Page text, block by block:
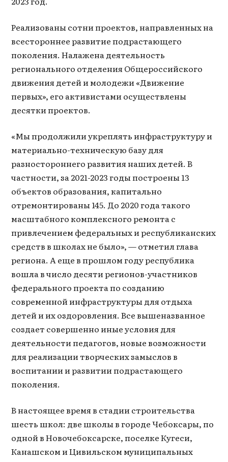
Реализованы сотни проектов, направленных на
всестороннее развитие подрастающего
поколения. Налажена деятельность
регионального отделения Общероссийского
движения детей и молодежи «Движение
первых», его активистами осуществлены
десятки проектов.
«Мы продолжили укреплять инфраструктуру и
материально-техническую базу для
разностороннего развития наших детей. В
частности, за 2021-2023 годы построены 13
объектов образования, капитально
отремонтированы 145. До 2020 года такого
масштабного комплексного ремонта с
привлечением федеральных и республиканских
средств в школах не было», — отметил глава
региона. А еще в прошлом году республика
вошла в число десяти регионов-­участников
федерального проекта по созданию
современной инфраструктуры для отдыха
детей и их оздоровления. Все вышеназванное
создает совершенно иные условия для
деятельности педагогов, новые возможности
для реализации творческих замыслов в
воспитании и развитии подрастающего
поколения.
В настоящее время в стадии строительства
шесть школ: две школы в городе Чебоксары, по
одной в Новочебоксарске, поселке Кугеси,
Канашском и Цивильском муниципальных